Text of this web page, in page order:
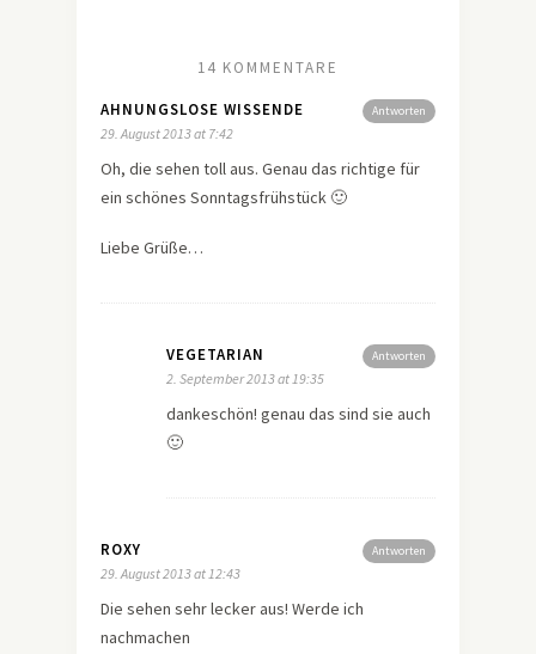
14 KOMMENTARE
Antworten
AHNUNGSLOSE WISSENDE
29. August 2013 at 7:42
Oh, die sehen toll aus. Genau das richtige für
ein schönes Sonntagsfrühstück 🙂
Liebe Grüße…
Antworten
VEGETARIAN
2. September 2013 at 19:35
dankeschön! genau das sind sie auch
🙂
Antworten
ROXY
29. August 2013 at 12:43
Die sehen sehr lecker aus! Werde ich
nachmachen